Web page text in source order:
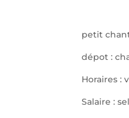
petit
dépot :
Horaires :
Salaire :